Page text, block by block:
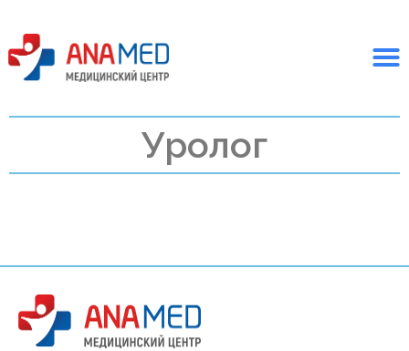
Уролог